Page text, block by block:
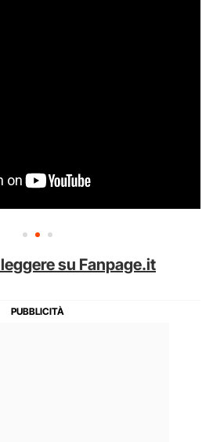
su Fanpage.it